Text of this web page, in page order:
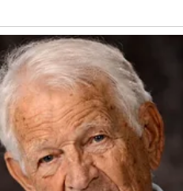
no elenco alviverde, a
na segunda divisão do
em campo e se